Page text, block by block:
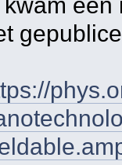
kwam een